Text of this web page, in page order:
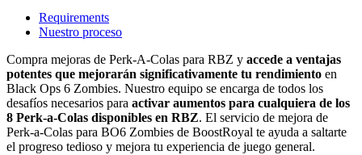
Requirements
Nuestro proceso
Compra mejoras de Perk-A-Colas para RBZ y accede a ventajas
potentes que mejorarán significativamente tu rendimiento en
Black Ops 6 Zombies. Nuestro equipo se encarga de todos los
desafíos necesarios para activar aumentos para cualquiera de los
8 Perk-a-Colas disponibles en RBZ. El servicio de mejora de
Perk-a-Colas para BO6 Zombies de BoostRoyal te ayuda a saltarte
el progreso tedioso y mejora tu experiencia de juego general.